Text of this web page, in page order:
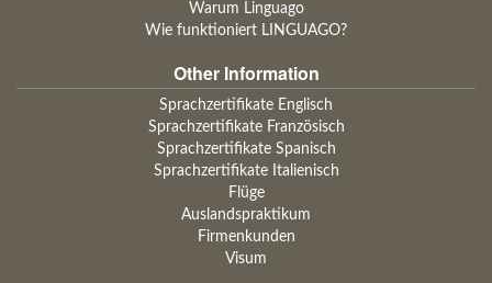
Warum Linguago
Wie funktioniert LINGUAGO?
Other Information
Sprachzertifikate Englisch
Sprachzertifikate Französisch
Sprachzertifikate Spanisch
Sprachzertifikate Italienisch
Flüge
Auslandspraktikum
Firmenkunden
Visum